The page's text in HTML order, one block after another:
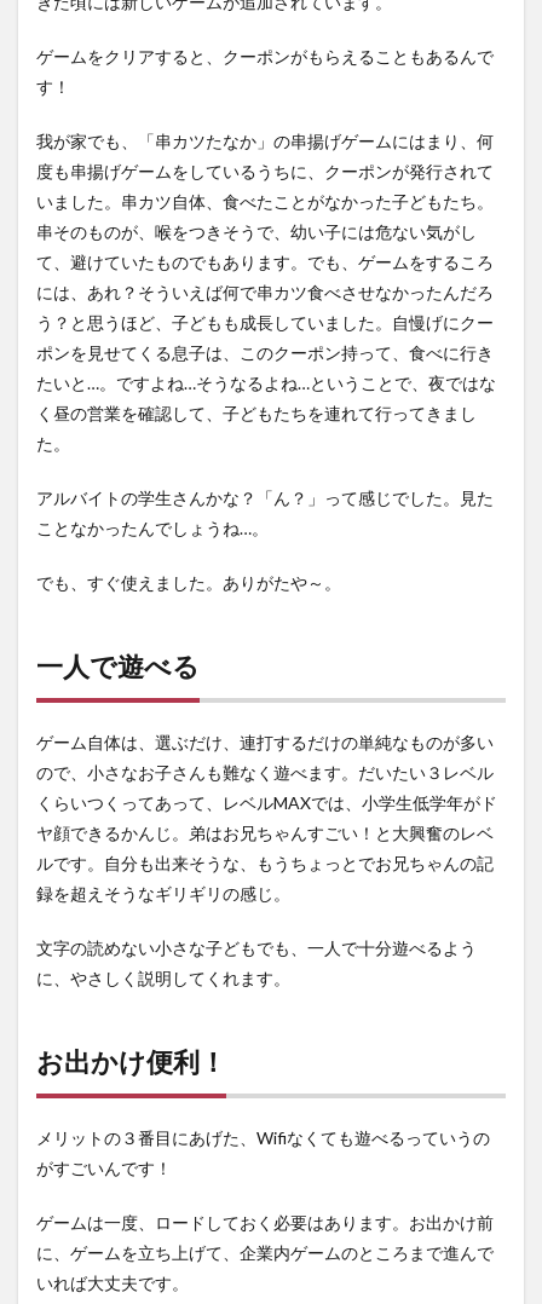
ゲームをクリアすると、クーポンがもらえることもあるんで
す！
我が家でも、「串カツたなか」の串揚げゲームにはまり、何
度も串揚げゲームをしているうちに、クーポンが発行されて
いました。串カツ自体、食べたことがなかった子どもたち。
串そのものが、喉をつきそうで、幼い子には危ない気がし
て、避けていたものでもあります。でも、ゲームをするころ
には、あれ？そういえば何で串カツ食べさせなかったんだろ
う？と思うほど、子どもも成長していました。自慢げにクー
ポンを見せてくる息子は、このクーポン持って、食べに行き
たいと…。ですよね…そうなるよね…ということで、夜ではな
く昼の営業を確認して、子どもたちを連れて行ってきまし
た。
アルバイトの学生さんかな？「ん？」って感じでした。見た
ことなかったんでしょうね…。
でも、すぐ使えました。ありがたや～。
一人で遊べる
ゲーム自体は、選ぶだけ、連打するだけの単純なものが多い
ので、小さなお子さんも難なく遊べます。だいたい３レベル
くらいつくってあって、レベルMAXでは、小学生低学年がド
ヤ顔できるかんじ。弟はお兄ちゃんすごい！と大興奮のレベ
ルです。自分も出来そうな、もうちょっとでお兄ちゃんの記
録を超えそうなギリギリの感じ。
文字の読めない小さな子どもでも、一人で十分遊べるよう
に、やさしく説明してくれます。
お出かけ便利！
メリットの３番目にあげた、Wifiなくても遊べるっていうの
がすごいんです！
ゲームは一度、ロードしておく必要はあります。お出かけ前
に、ゲームを立ち上げて、企業内ゲームのところまで進んで
いれば大丈夫です。